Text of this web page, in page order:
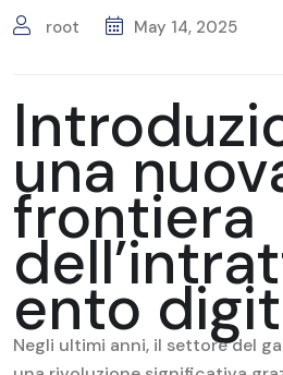
root May 14, 2025
una
frontiera
ento
Negli ultimi anni, il settore del